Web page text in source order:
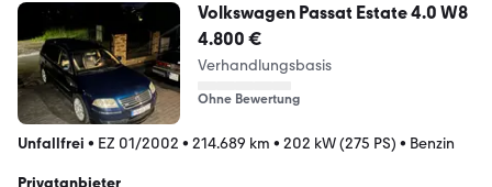
Volkswagen Passat Estate 4.0 W8
4.800 €
Verhandlungsbasis
Ohne Bewertung
Unfallfrei • EZ 01/2002 • 214.689 km • 202 kW (275 PS) • Benzin
Privatanbieter